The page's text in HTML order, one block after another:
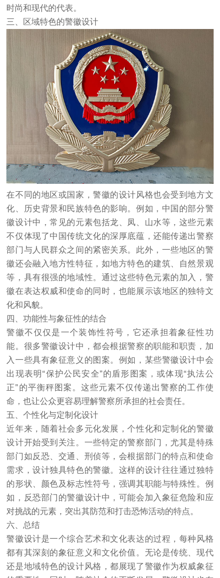
时尚和现代的代表。
三、区域特色的警徽设计
在不同的地区或国家，警徽的设计风格也会受到地方文
化、历史背景和民族特色的影响。例如，中国的部分警
徽设计中，常见的元素包括龙、凤、山水等，这些元素
不仅体现了中国传统文化的深厚底蕴，还能传递出警察
部门与人民群众之间的紧密关系。此外，一些地区的警
徽还会融入地方性特征，如地方特色的建筑、自然景观
等，具有很强的地域性。通过这些特色元素的加入，警
徽在表达权威和使命的同时，也能展示该地区的独特文
化和风貌。
四、功能性与象征性的结合
警徽不仅仅是一个装饰性符号，它还承担着象征性功
能。很多警徽设计中，都会根据警察的职能和职责，加
入一些具有象征意义的图案。例如，某些警徽设计中会
出现表明“保护公民安全”的盾形图案，或体现“执法公
正”的平衡秤图案。这些元素不仅传递出警察的工作使
命，也让公众更容易理解警察所承担的社会责任。
五、个性化与定制化设计
近年来，随着社会多元化发展，个性化和定制化的警徽
设计开始受到关注。一些特定的警察部门，尤其是特殊
部门如反恐、交通、刑侦等，会根据部门的特点和使命
需求，设计独具特色的警徽。这样的设计往往通过独特
的形状、颜色及标志性符号，强调其职能与特殊性。例
如，反恐部门的警徽设计中，可能会加入象征危险和应
对挑战的元素，突出其防范和打击恐怖活动的特点。
六、总结
警徽设计是一个综合艺术和文化表达的过程，每种风格
都有其深刻的象征意义和文化价值。无论是传统、现代
还是地域特色的设计风格，都展现了警徽作为权威象征